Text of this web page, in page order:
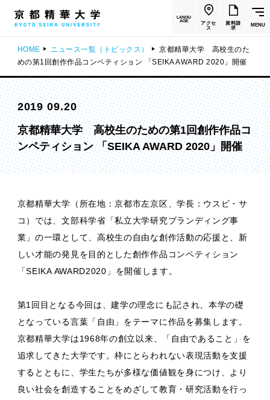
LANGU
AGE
アクセ
ス
資料請
求
MENU
HOME ニュース一覧（トピックス）
京都精華大学 高校生のた
めの第1回創作作品コンペティション 「SEIKA AWARD 2020」開催
2019 09.20
京都精華大学 高校生のための第1回創作作品コ
ンペティション 「SEIKA AWARD 2020」開催
京都精華大学（所在地：京都市左京区、学長：ウスビ・サ
コ）では、文部科学省「私立大学研究ブランディング事
業」の一環として、高校生の自由な創作活動の応援と、新
しい才能の発見を目的とした創作作品コンペティション
「SEIKA AWARD2020」を開催します。
第1回目となる今回は、建学の理念にも記され、本学の礎
となっている言葉「自由」をテーマに作品を募集します。
京都精華大学は1968年の創立以来、「自由であること」を
追求してきた大学です。枠にとらわれない表現活動を支援
するとともに、学生たちが多様な価値観を身につけ、より
良い社会を創造することをめざして教育・研究活動を行っ